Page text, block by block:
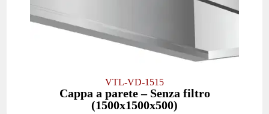
VTL-VD-1515
Cappa a parete – Senza filtro
(1500x1500x500)